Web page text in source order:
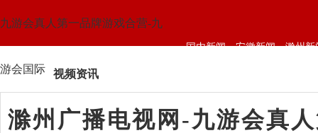
九游会真人第一品牌游戏合营-九
游会国际
国内新闻 安徽新闻 滁州新
视频资讯
滁州广播电视网-九游会真